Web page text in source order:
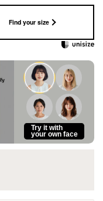
Find your size
Try it with
your own face